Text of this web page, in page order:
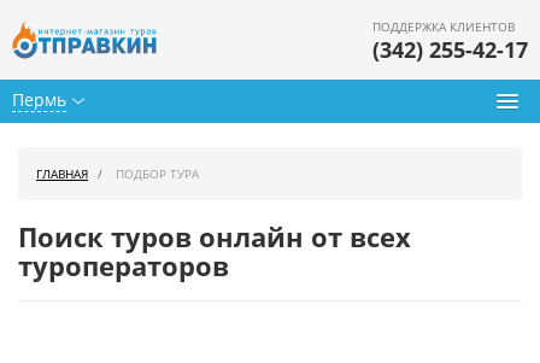
Пермь
ПОДДЕРЖКА КЛИЕНТОВ
(342) 255-42-17
Горящие туры
ГЛАВНАЯ ПОДБОР ТУРА
Поиск туров онлайн от всех
туроператоров